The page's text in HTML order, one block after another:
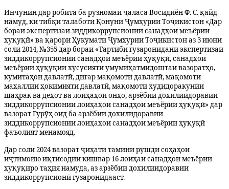
Инчунин дар робита ба рӯзномаи ҷаласа Восидиён Ф. С. қайд
намуд, ки тибқи талаботи Қонуни Ҷумҳурии Тоҷикистон «Дар
бораи экспертизаи зиддикоррупсионии санадҳои меъёрии
ҳуқуқӣ» ва қарори Ҳукумати Ҷумҳурии Тоҷикистон аз 3 июни
соли 2014, №355 дар бораи «Тартиби гузаронидани экспертизаи
зиддикоррупсионии санадҳои меъёрии ҳуқуқӣ, санадҳои
меъёрии ҳуқуқии хусусияти умумиҳатмидоштаи вазоратҳо,
кумитаҳои давлатӣ, дигар мақомоти давлатӣ, мақомоти
маҳаллии ҳокимияти давлатӣ, мақомоти худидоракунии
шаҳрак ва деҳот ва лоиҳаҳои онҳо, арзёбии дохилиидоравии
зиддикоррупсионии лоиҳаҳои санадҳои меъёрии ҳуқуқӣ» дар
вазорат Гурӯҳ оид ба арзёбии дохилидоравии
зиддикоррупсионии лоиҳаҳои санадҳои меъёрии ҳуқуқӣ
фаъолият менамояд.
Дар соли 2024 вазорат ҷиҳати тамини рушди соҳаҳои
иҷтимоию иқтисодии кишвар 16 лоиҳаи санадҳои меъёрии
ҳуқуқиро таҳия намуда, аз арзёбии дохилиидоравии
зиддикоррупсионӣ гузаронидааст.